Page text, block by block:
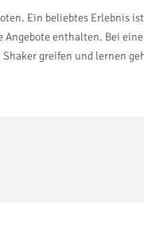
Ein beliebtes Erlebnis
enthalten. Bei
greifen und lernen